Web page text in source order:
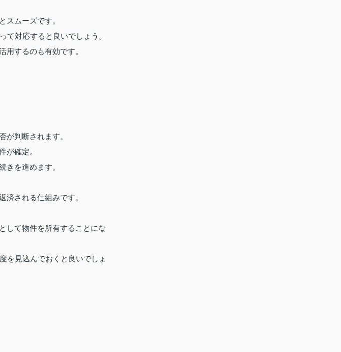
スムーズです。
て対応すると良いでしょう。
用するのも有効です。
が判断されます。
が確定。
きを進めます。
済される仕組みです。
して物件を所有することにな
を見込んでおくと良いでしょ